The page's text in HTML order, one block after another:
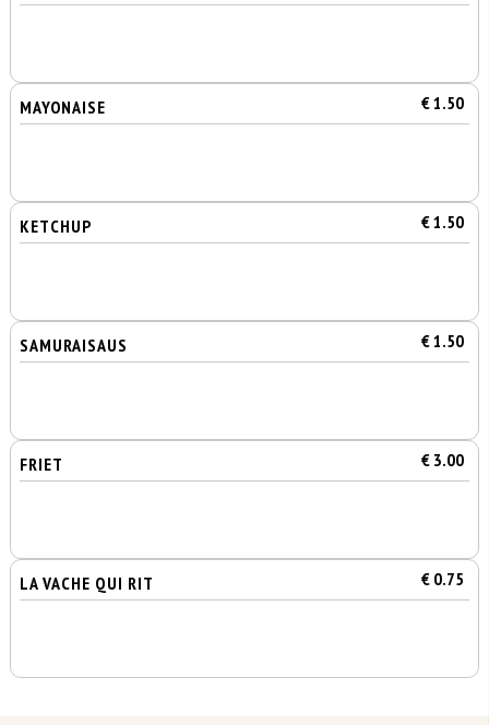
MAYONAISE € 1.50
KETCHUP € 1.50
SAMURAISAUS € 1.50
FRIET € 3.00
LA VACHE QUI RIT € 0.75